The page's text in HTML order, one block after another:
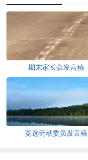
期末家长会发言稿
竞选劳动委员发言稿